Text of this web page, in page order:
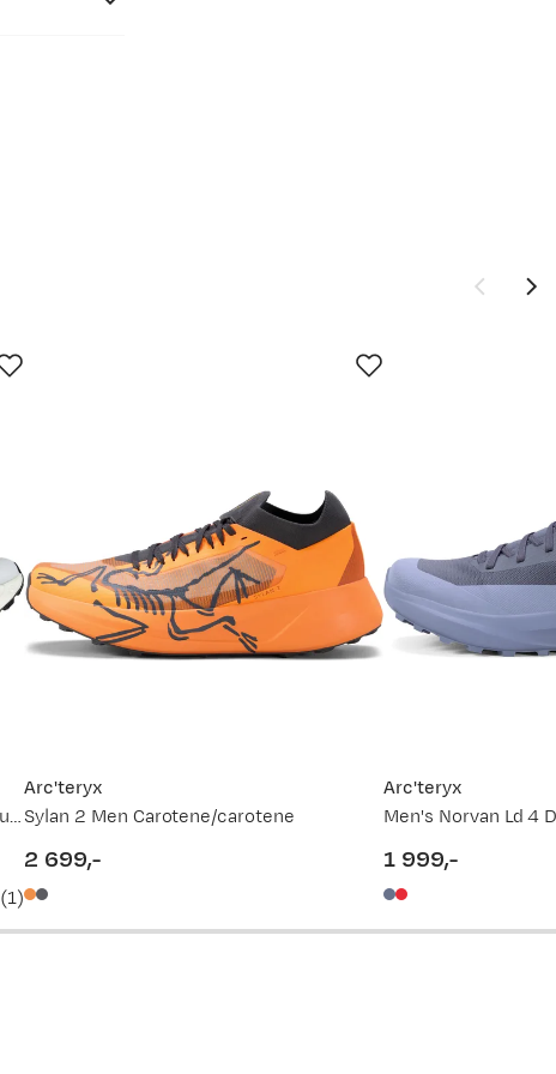
Men's Terrex Agravic Speed Ultra 2 Cloud white/Core black/Semi impact orange
(1)
Arc'teryx
Sylan 2 Men Carotene/carotene
price
2 699,-
Arc'teryx
Men's Norvan Ld 4
price
1 999,-